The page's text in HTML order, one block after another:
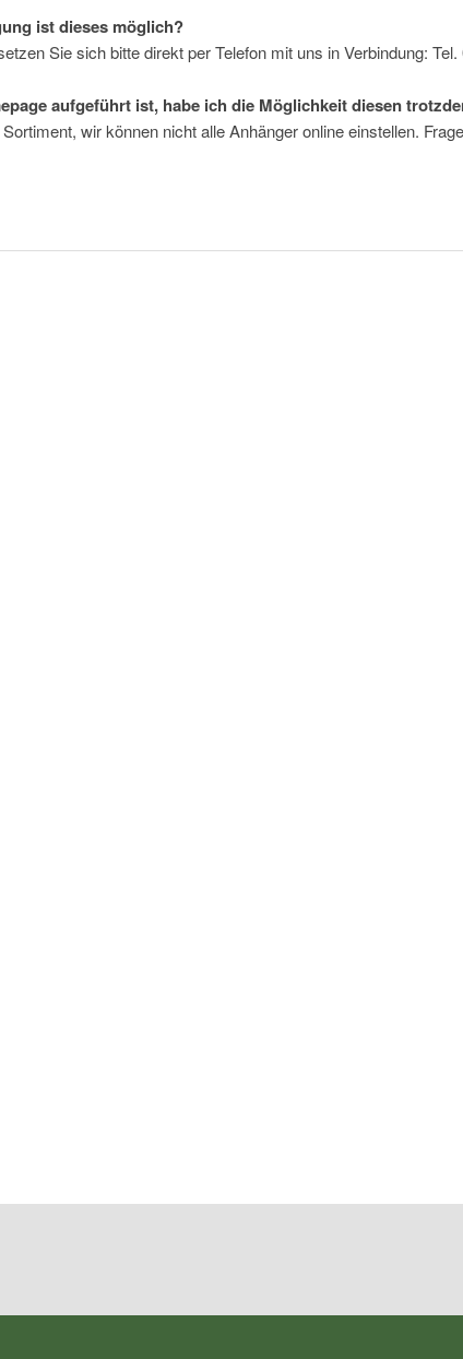
ist dieses möglich?
Sie sich bitte direkt per Telefon mit uns in Verbindung:
aufgeführt ist, habe ich die Möglichkeit diesen
wir können nicht alle Anhänger online einstellen.